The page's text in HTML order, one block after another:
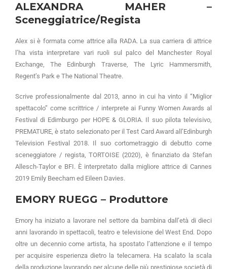
ALEXANDRA MAHER –
Sceneggiatrice/Regista
Alex si è formata come attrice alla RADA. La sua carriera di attrice
l’ha vista interpretare vari ruoli sul palco del Manchester Royal
Exchange, The Edinburgh Traverse, The Lyric Hammersmith,
Regent’s Park e The National Theatre.
Scrive professionalmente dal 2013, anno in cui ha vinto il “Miglior
spettacolo” come scrittrice / interprete ai Funny Women Awards al
Festival di Edimburgo per HOPE & GLORIA. Il suo pilota televisivo,
PREMATURE, è stato selezionato per il Test Card Award all’Edinburgh
Television Festival 2018. Il suo cortometraggio di debutto come
sceneggiatore / regista, TORTOISE (2020), è finanziato da Stefan
Allesch-Taylor e BFI. È interpretato dalla migliore attrice di Cannes
2019 Emily Beecham ed Eileen Davies.
EMORY RUEGG – Produttore
Emory ha iniziato a lavorare nel settore da bambina dall’età di dieci
anni lavorando in spettacoli, teatro e televisione del West End. Dopo
oltre un decennio come artista, ha spostato l’attenzione e il tempo
per acquisire esperienza dietro la telecamera. Ha scalato la scala
della produzione lavorando per alcune delle più prestigiose società di